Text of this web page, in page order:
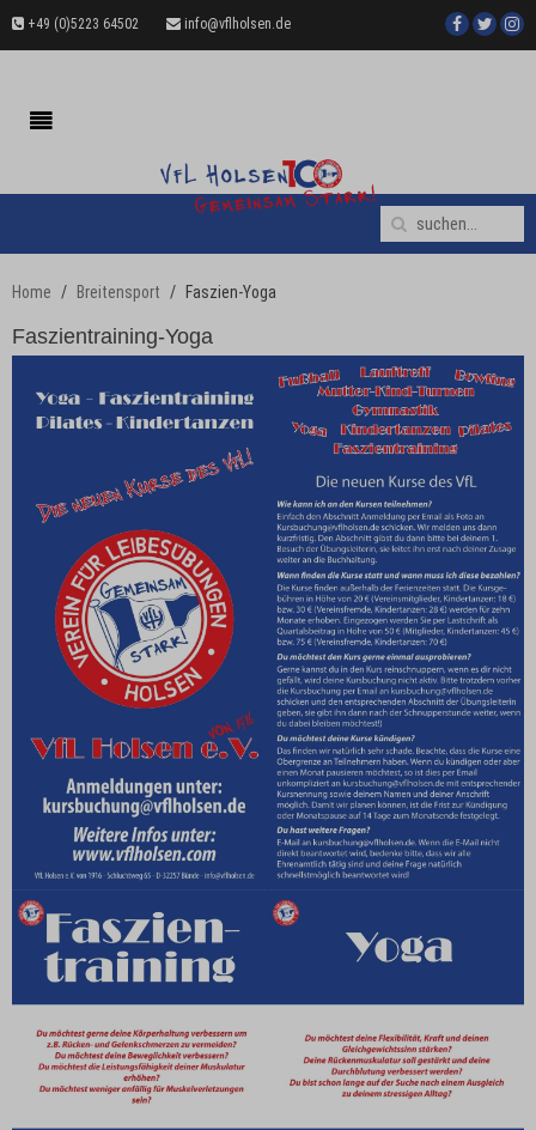
+49 (0)5223 64502 info@vflholsen.de
Home Breitensport Faszien-Yoga
Faszientraining-Yoga